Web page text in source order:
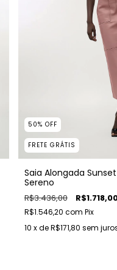
50% OFF
FRETE GRÁTIS
Saia Alongada
Sereno
R$3.436,00
R$1.546,20 com Pix
10 x deR$171,80 sem